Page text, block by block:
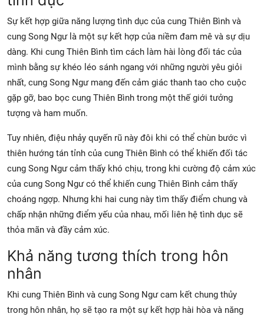
Sự kết hợp giữa năng lượng tình dục của cung Thiên Bình và
cung Song Ngư là một sự kết hợp của niềm đam mê và sự dịu
dàng. Khi cung Thiên Bình tìm cách làm hài lòng đối tác của
mình bằng sự khéo léo sánh ngang với những người yêu giỏi
nhất, cung Song Ngư mang đến cảm giác thanh tao cho cuộc
gặp gỡ, bao bọc cung Thiên Bình trong một thế giới tưởng
tượng và ham muốn.
Tuy nhiên, điệu nhảy quyến rũ này đôi khi có thể chùn bước vì
thiên hướng tán tỉnh của cung Thiên Bình có thể khiến đối tác
cung Song Ngư cảm thấy khó chịu, trong khi cường độ cảm xúc
của cung Song Ngư có thể khiến cung Thiên Bình cảm thấy
choáng ngợp. Nhưng khi hai cung này tìm thấy điểm chung và
chấp nhận những điểm yếu của nhau, mối liên hệ tình dục sẽ
thỏa mãn và đầy cảm xúc.
Khả năng tương thích trong hôn
nhân
Khi cung Thiên Bình và cung Song Ngư cam kết chung thủy
trong hôn nhân, họ sẽ tạo ra một sự kết hợp hài hòa và năng